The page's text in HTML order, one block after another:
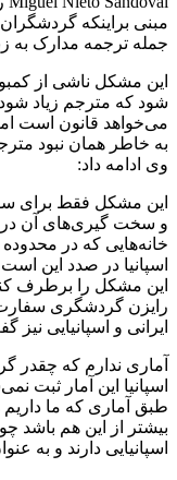
مبنی براینکه گردشگران
جمله ترجمه مدارک به
این مشکل ناشی از
شود که مترجم زیاد
می‌خواهد قانون است
به خاطر همان نبود
وی ادامه داد:
این مشکل فقط برای
و سخت گیری‌های آن در
خانه‌هایی که در
اسپانیا در صدد این
این مشکل را برطرف
رایزن گردشگری سفارت
ایرانی و اسپانیایی نیز
آماری ندارم که چقدر
طبق آماری که ما
بیشتر از این هم باشد
اسپانیایی دارند و به